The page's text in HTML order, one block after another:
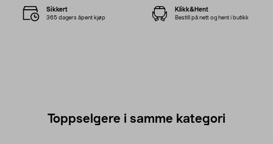
Sikkert
365 dagers åpent kjøp
Klikk&Hent
Bestill på nett og hent i butikk
Toppselgere i samme kategori